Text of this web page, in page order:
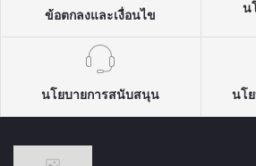
ข้อตกลงและเงื่อนไข
น
นโยบายการสนับสนุน นโ